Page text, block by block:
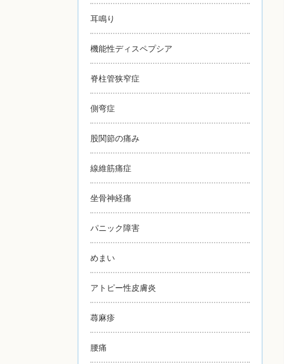
耳鳴り
機能性ディスペプシア
脊柱管狭窄症
側弯症
股関節の痛み
線維筋痛症
坐骨神経痛
パニック障害
めまい
アトピー性皮膚炎
蕁麻疹
腰痛